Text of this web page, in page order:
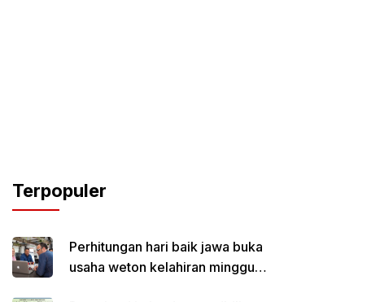
Terpopuler
Perhitungan hari baik jawa buka
usaha weton kelahiran minggu